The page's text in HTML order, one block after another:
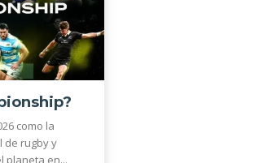
como la
de rugby y
planeta en...